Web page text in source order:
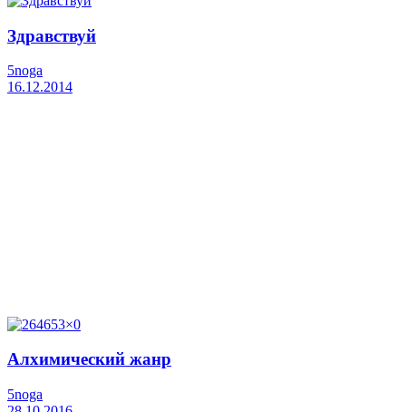
Здравствуй
5noga
16.12.2014
Алхимический жанр
5noga